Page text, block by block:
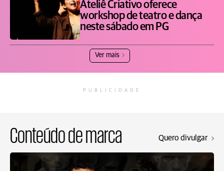
Ateliê Criativo oferece
workshop de teatro e dança
neste sábado em PG
Ver mais
PUBLICIDADE
Conteúdo de marca Quero divulgar